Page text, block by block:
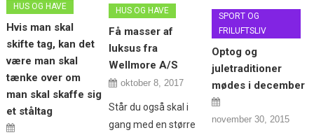
HUS OG HAVE
Hvis man skal
skifte tag, kan det
være man skal
tænke over om
man skal skaffe sig
et ståltag
HUS OG HAVE
Få masser af
luksus fra
Wellmore A/S
oktober 8, 2017
Står du også skal i
gang med en større
SPORT OG
FRILUFTSLIV
Optog og
juletraditioner
mødes i december
november 30, 2015